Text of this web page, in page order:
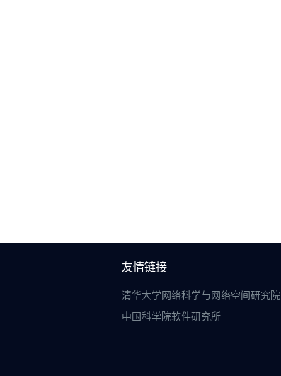
友情链接
清华大学网络科学与网络空间研究院
中国科学院软件研究所